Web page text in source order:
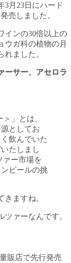
3月23日にハード
売しました。
インの30倍以上の
ウガ科の植物の月
ました。
ーサー、アセロラ
」とは、
としてお
飲んでいた
たしまし
ァー市場を
ビールの挑
ますね。
ァーなんです。
販店で先行発売